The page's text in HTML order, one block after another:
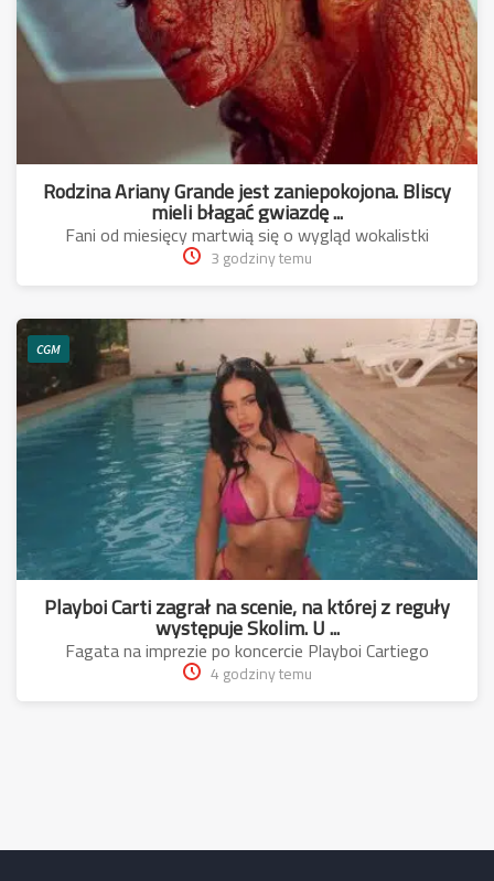
Rodzina Ariany Grande jest zaniepokojona. Bliscy
mieli błagać gwiazdę ...
Fani od miesięcy martwią się o wygląd wokalistki
3 godziny temu
CGM
Playboi Carti zagrał na scenie, na której z reguły
występuje Skolim. U ...
Fagata na imprezie po koncercie Playboi Cartiego
4 godziny temu